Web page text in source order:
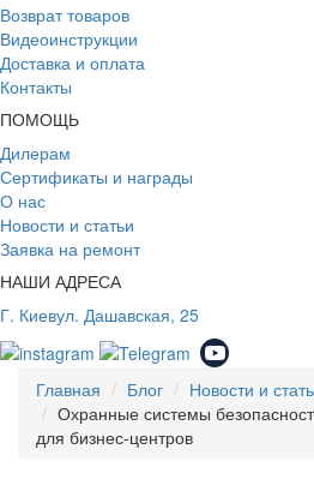
Возврат товаров
Видеоинструкции
Доставка и оплата
Контакты
ПОМОЩЬ
Дилерам
Сертификаты и награды
О нас
Новости и статьи
Заявка на ремонт
НАШИ АДРЕСА
Г. Киевул. Дашавская, 25
Главная Блог
Новости и
Охранные системы
для бизнес-центров